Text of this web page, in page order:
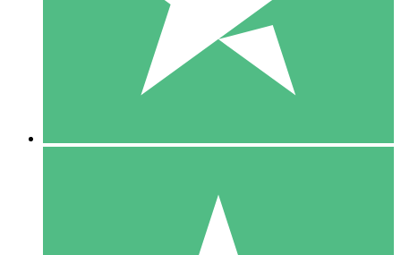
10 00
10 Downloads
20 00